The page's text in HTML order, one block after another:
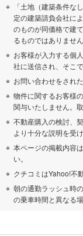
「土地（建築条件な
定の建築請負会社に
のものが同価格で建
るものではありません
お客様が入力する個
社に送信され、そこ
お問い合わせをされ
物件に関するお客様
関与いたしません。
不動産購入の検討、
より十分な説明を受
本ページの掲載内容
い。
クチコミはYahoo!不
朝の通勤ラッシュ時
の乗車時間と異なる